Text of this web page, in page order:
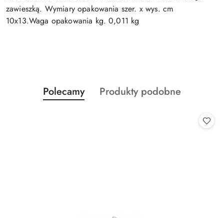
zawieszką. Wymiary opakowania szer. x wys. cm
10x13.Waga opakowania kg. 0,011 kg
Pomiń karuzelę produktów
Produkty
o
Polecamy
Produkty
Produkty podobne